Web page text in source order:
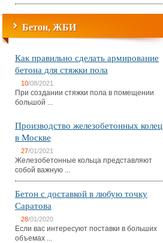
Бетон, ЖБИ
Как правильно сделать армирование
бетона для стяжки пола
10/08/2021
При создании стяжки пола в помещении
большой ...
Производство железобетонных колец
в Москве
27/01/2021
Железобетонные кольца представляют
собой важную ...
Бетон с доставкой в любую точку
Саратова
28/01/2020
Если вас интересуют поставки в больших
объемах ...